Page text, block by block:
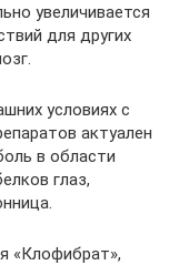
увеличивается
для других
условиях с
актуален
в области
глаз,
«Клофибрат»,